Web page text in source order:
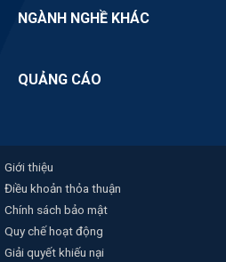
NGÀNH NGHỀ KHÁC
QUẢNG CÁO
Giới thiệu
Điều khoản thỏa thuận
Chính sách bảo mật
Quy chế hoạt động
Giải quyết khiếu nại